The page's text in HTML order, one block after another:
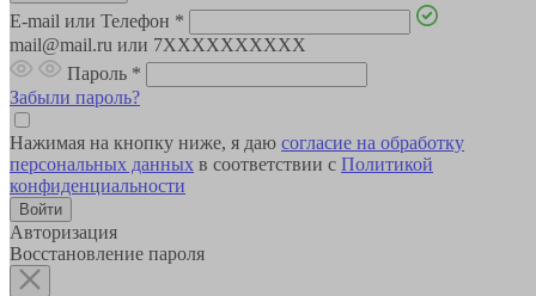
E-mail или Телефон *
mail@mail.ru или 7XXXXXXXXXX
Пароль *
Забыли пароль?
Нажимая на кнопку ниже, я даю согласие на обработку
персональных данных в соответствии с Политикой
конфиденциальности
Авторизация
Восстановление пароля